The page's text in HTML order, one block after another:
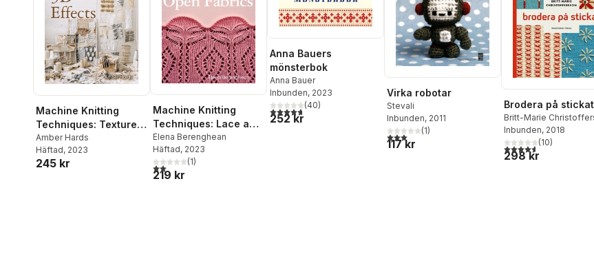
Machine Knitting
Techniques: Texture
and 3D Effects
Amber Hards
Häftad, 2023
245 kr
Machine Knitting
Techniques: Lace and
Open Fabrics
Elena Berenghean
Häftad, 2023
2,0utav 5 stjärnor. Totalt antal röster:
(1)
219 kr
Anna Bauers
mönsterbok
Anna Bauer
Inbunden, 2023
4,7utav 5 stjärnor. Totalt antal röster:
(40)
252 kr
Virka robotar
Stevali
Inbunden, 2011
3,0utav 5 stjärnor. Totalt antal röster:
(1)
117 kr
Brodera på stickat
Britt-Marie
Inbunden, 2018
4,6utav 5 stjärnor.
(10)
298 kr